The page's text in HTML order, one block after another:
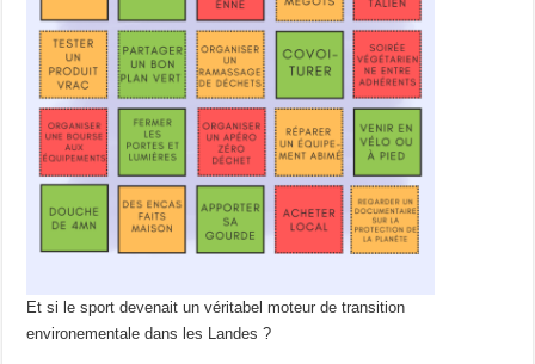
Et si le sport devenait un véritabel moteur de transition
environementale dans les Landes ?